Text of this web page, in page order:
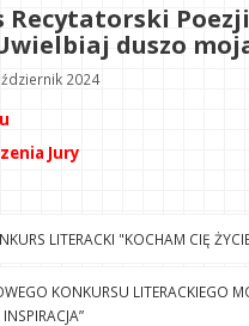
Recytatorski
duszo
2024
Jury
LITERACKI "KOCHAM CIĘ
KONKURSU LITERACKIEGO